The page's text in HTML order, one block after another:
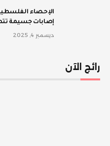
إصابات جسيمة
ديسمبر 4, 2025
رائج الآن